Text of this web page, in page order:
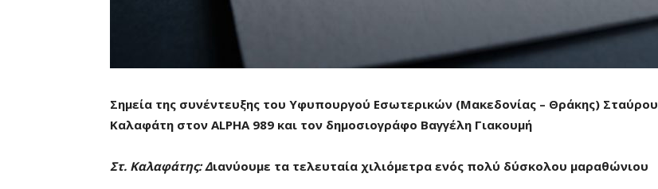
Σημεία της συνέντευξης του Υφυπουργού Εσωτερικών (Μακεδονίας – Θράκης) Σταύρου
Καλαφάτη στον ALPHA989 και τον δημοσιογράφο Βαγγέλη Γιακουμή
Στ. Καλαφάτης: Διανύουμε τα τελευταία χιλιόμετρα ενός πολύ δύσκολου μαραθώνιου